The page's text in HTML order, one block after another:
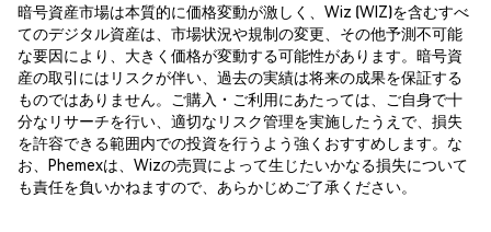
暗号資産市場は本質的に価格変動が激しく、Wiz (WIZ)を含むすべ
てのデジタル資産は、市場状況や規制の変更、その他予測不可能
な要因により、大きく価格が変動する可能性があります。暗号資
産の取引にはリスクが伴い、過去の実績は将来の成果を保証する
ものではありません。ご購入・ご利用にあたっては、ご自身で十
分なリサーチを行い、適切なリスク管理を実施したうえで、損失
を許容できる範囲内での投資を行うよう強くおすすめします。な
お、Phemexは、Wizの売買によって生じたいかなる損失について
も責任を負いかねますので、あらかじめご了承ください。